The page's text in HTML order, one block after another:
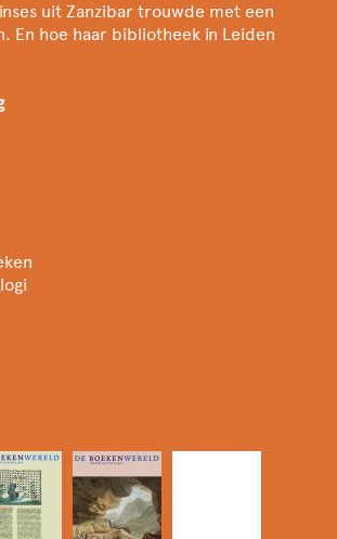
uit Zanzibar trouwde met een
En hoe haar bibliotheek in Leiden